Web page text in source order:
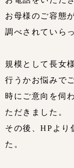
お母様のご容態
調べされていら
規模として長女
行うかお悩みで
時にご意向を伺
ただきました。
その後、HPより
た。